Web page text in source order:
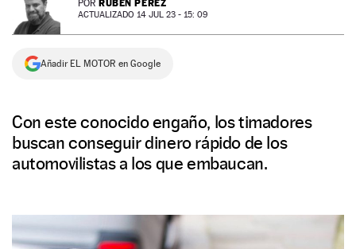
NEWSLETTER
SÍGUENOS
POR RUBÉN PÉREZ
ACTUALIZADO 14 JUL 23 - 15: 09
Añadir EL MOTOR en Google
Con este conocido engaño, los timadores
buscan conseguir dinero rápido de los
automovilistas a los que embaucan.